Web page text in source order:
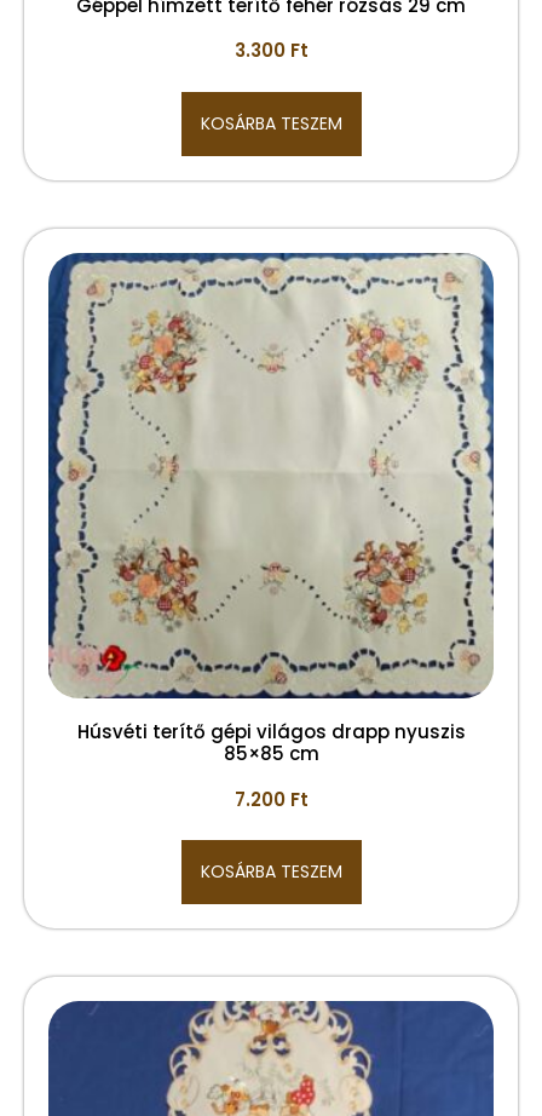
Géppel hímzett terítő fehér rózsás 29 cm
3.300 Ft
KOSÁRBA TESZEM
Húsvéti terítő gépi világos drapp nyuszis
85×85 cm
7.200 Ft
KOSÁRBA TESZEM